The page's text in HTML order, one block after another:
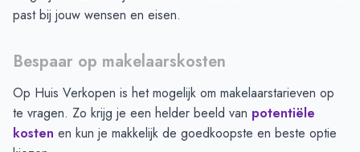
past bij jouw wensen en eisen.
Bespaar op makelaarskosten
Op Huis Verkopen is het mogelijk om makelaarstarieven op
te vragen. Zo krijg je een helder beeld van potentiële
kosten en kun je makkelijk de goedkoopste en beste optie